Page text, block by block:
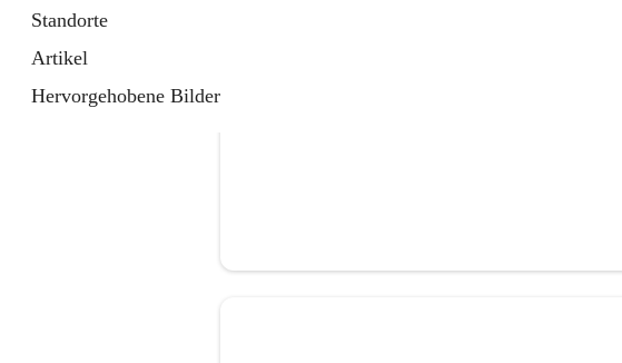
Standorte
Artikel
Hervorgehobene Bilder